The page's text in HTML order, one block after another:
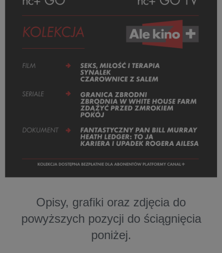
Opisy, grafiki oraz zdjęcia do
powyższych pozycji do ściągnięcia
poniżej.